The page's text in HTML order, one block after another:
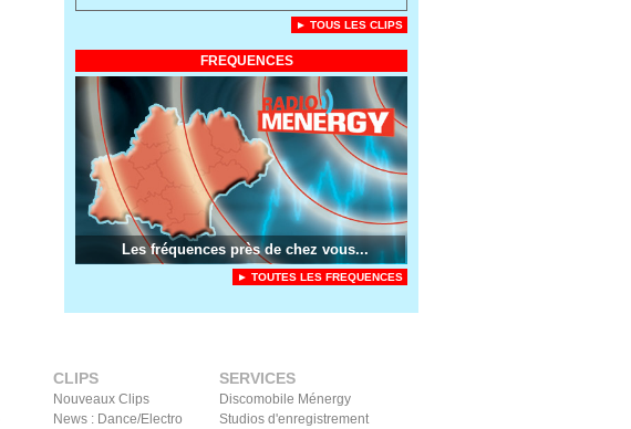
► TOUS LES CLIPS
FREQUENCES
Les fréquences près de chez vous...
► TOUTES LES FREQUENCES
CLIPS
Nouveaux Clips
News : Dance/Electro
SERVICES
Discomobile Ménergy
Studios d'enregistrement